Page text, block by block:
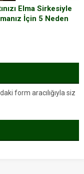
Elma Sirkesiyle
İçin 5 Neden
form aracılığıyla siz